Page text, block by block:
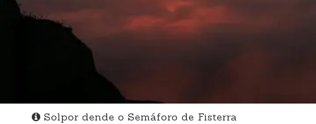
Solpor dende o Semáforo de Fisterra